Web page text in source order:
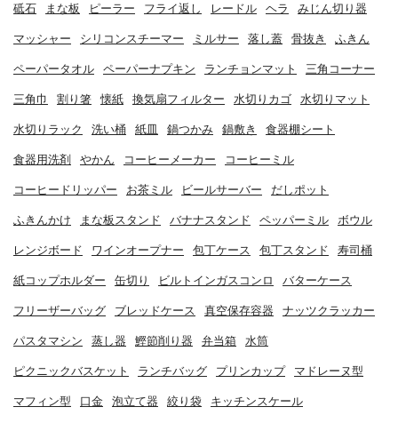
砥石 まな板 ピーラー フライ返し レードル ヘラ みじん切り器
マッシャー シリコンスチーマー ミルサー 落し蓋 骨抜き ふきん
ペーパータオル ペーパーナプキン ランチョンマット 三角コーナー
三角巾 割り箸 懐紙 換気扇フィルター 水切りカゴ 水切りマット
水切りラック 洗い桶 紙皿 鍋つかみ 鍋敷き 食器棚シート
食器用洗剤 やかん コーヒーメーカー コーヒーミル
コーヒードリッパー お茶ミル ビールサーバー だしポット
ふきんかけ まな板スタンド バナナスタンド ペッパーミル ボウル
レンジボード ワインオープナー 包丁ケース 包丁スタンド 寿司桶
紙コップホルダー 缶切り ビルトインガスコンロ バターケース
フリーザーバッグ ブレッドケース 真空保存容器 ナッツクラッカー
パスタマシン 蒸し器 鰹節削り器 弁当箱 水筒
ピクニックバスケット ランチバッグ プリンカップ マドレーヌ型
マフィン型 口金 泡立て器 絞り袋 キッチンスケール